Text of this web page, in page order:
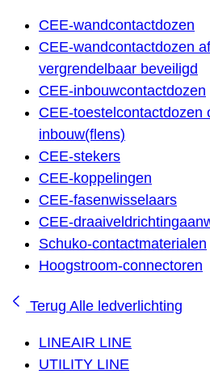
CEE-wandcontactdozen
CEE-wandcontactdozen
vergrendelbaar beveiligd
CEE-inbouwcontactdozen
CEE-toestelcontactdozen
inbouw(flens)
CEE-stekers
CEE-koppelingen
CEE-fasenwisselaars
CEE-
Schuko-contactmaterialen
Hoogstroom-connectoren
Terug Alle ledverlichting
LINEAIR LINE
UTILITY LINE